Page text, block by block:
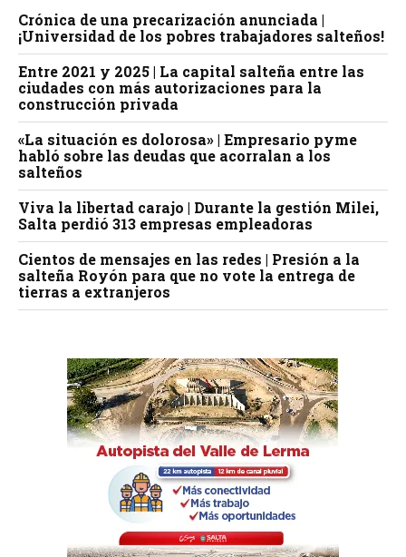
Crónica de una precarización anunciada |
¡Universidad de los pobres trabajadores salteños!
Entre 2021 y 2025 | La capital salteña entre las
ciudades con más autorizaciones para la
construcción privada
«La situación es dolorosa» | Empresario pyme
habló sobre las deudas que acorralan a los
salteños
Viva la libertad carajo | Durante la gestión Milei,
Salta perdió 313 empresas empleadoras
Cientos de mensajes en las redes | Presión a la
salteña Royón para que no vote la entrega de
tierras a extranjeros